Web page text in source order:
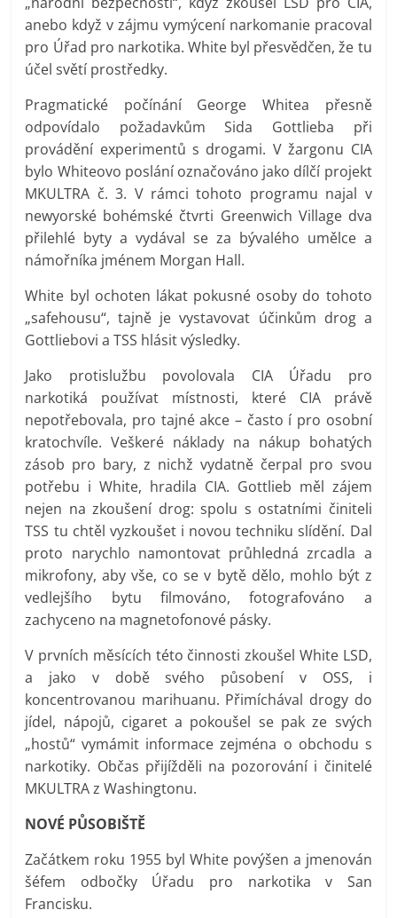
anebo když v zájmu vymýcení narkomanie pracoval
pro Úřad pro narkotika. White byl přesvědčen, že tu
účel světí prostředky.
Pragmatické počínání George Whitea přesně
odpovídalo požadavkům Sida Gottlieba při
provádění experimentů s drogami. V žargonu CIA
bylo Whiteovo poslání označováno jako dílčí projekt
MKULTRA č. 3. V rámci tohoto programu najal v
newyorské bohémské čtvrti Greenwich Village dva
přilehlé byty a vydával se za bývalého umělce a
námořníka jménem Morgan Hall.
White byl ochoten lákat pokusné osoby do tohoto
„safehousu“, tajně je vystavovat účinkům drog a
Gottliebovi a TSS hlásit výsledky.
Jako protislužbu povolovala CIA Úřadu pro
narkotiká používat místnosti, které CIA právě
nepotřebovala, pro tajné akce – často í pro osobní
kratochvíle. Veškeré náklady na nákup bohatých
zásob pro bary, z nichž vydatně čerpal pro svou
potřebu i White, hradila CIA. Gottlieb měl zájem
nejen na zkoušení drog: spolu s ostatními činiteli
TSS tu chtěl vyzkoušet i novou techniku slídění. Dal
proto narychlo namontovat průhledná zrcadla a
mikrofony, aby vše, co se v bytě dělo, mohlo být z
vedlejšího bytu filmováno, fotografováno a
zachyceno na magnetofonové pásky.
V prvních měsících této činnosti zkoušel White LSD,
a jako v době svého působení v OSS, i
koncentrovanou marihuanu. Přimíchával drogy do
jídel, nápojů, cigaret a pokoušel se pak ze svých
„hostů“ vymámit informace zejména o obchodu s
narkotiky. Občas přijížděli na pozorování i činitelé
MKULTRA z Washingtonu.
NOVÉ PŮSOBIŠTĚ
Začátkem roku 1955 byl White povýšen a jmenován
šéfem odbočky Úřadu pro narkotika v San
Francisku.